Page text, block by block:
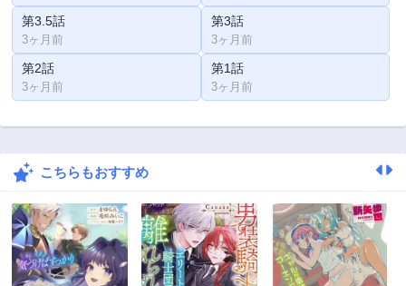
第3.5話
3ヶ月前
第3話
3ヶ月前
第2話
3ヶ月前
第1話
3ヶ月前
こちらもおすすめ